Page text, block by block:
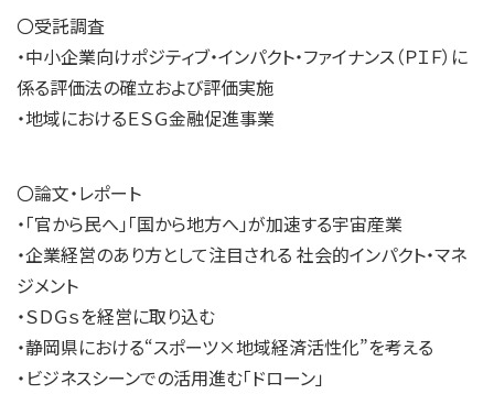
〇受託調査
・中小企業向けポジティブ・インパクト・ファイナンス（ＰＩＦ）に
係る評価法の確立および評価実施
・地域におけるＥＳＧ金融促進事業
〇論文・レポート
・「官から民へ」「国から地方へ」が加速する宇宙産業
・企業経営のあり方として注目される 社会的インパクト・マネ
ジメント
・ＳＤＧｓを経営に取り込む
・静岡県における“スポーツ×地域経済活性化”を考える
・ビジネスシーンでの活用進む「ドローン」